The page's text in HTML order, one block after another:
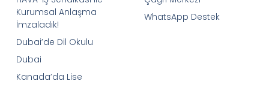
Kurumsal Anlaşma
İmzaladık!
Dubai’de Dil Okulu
Dubai
Kanada’da Lise
WhatsApp Destek